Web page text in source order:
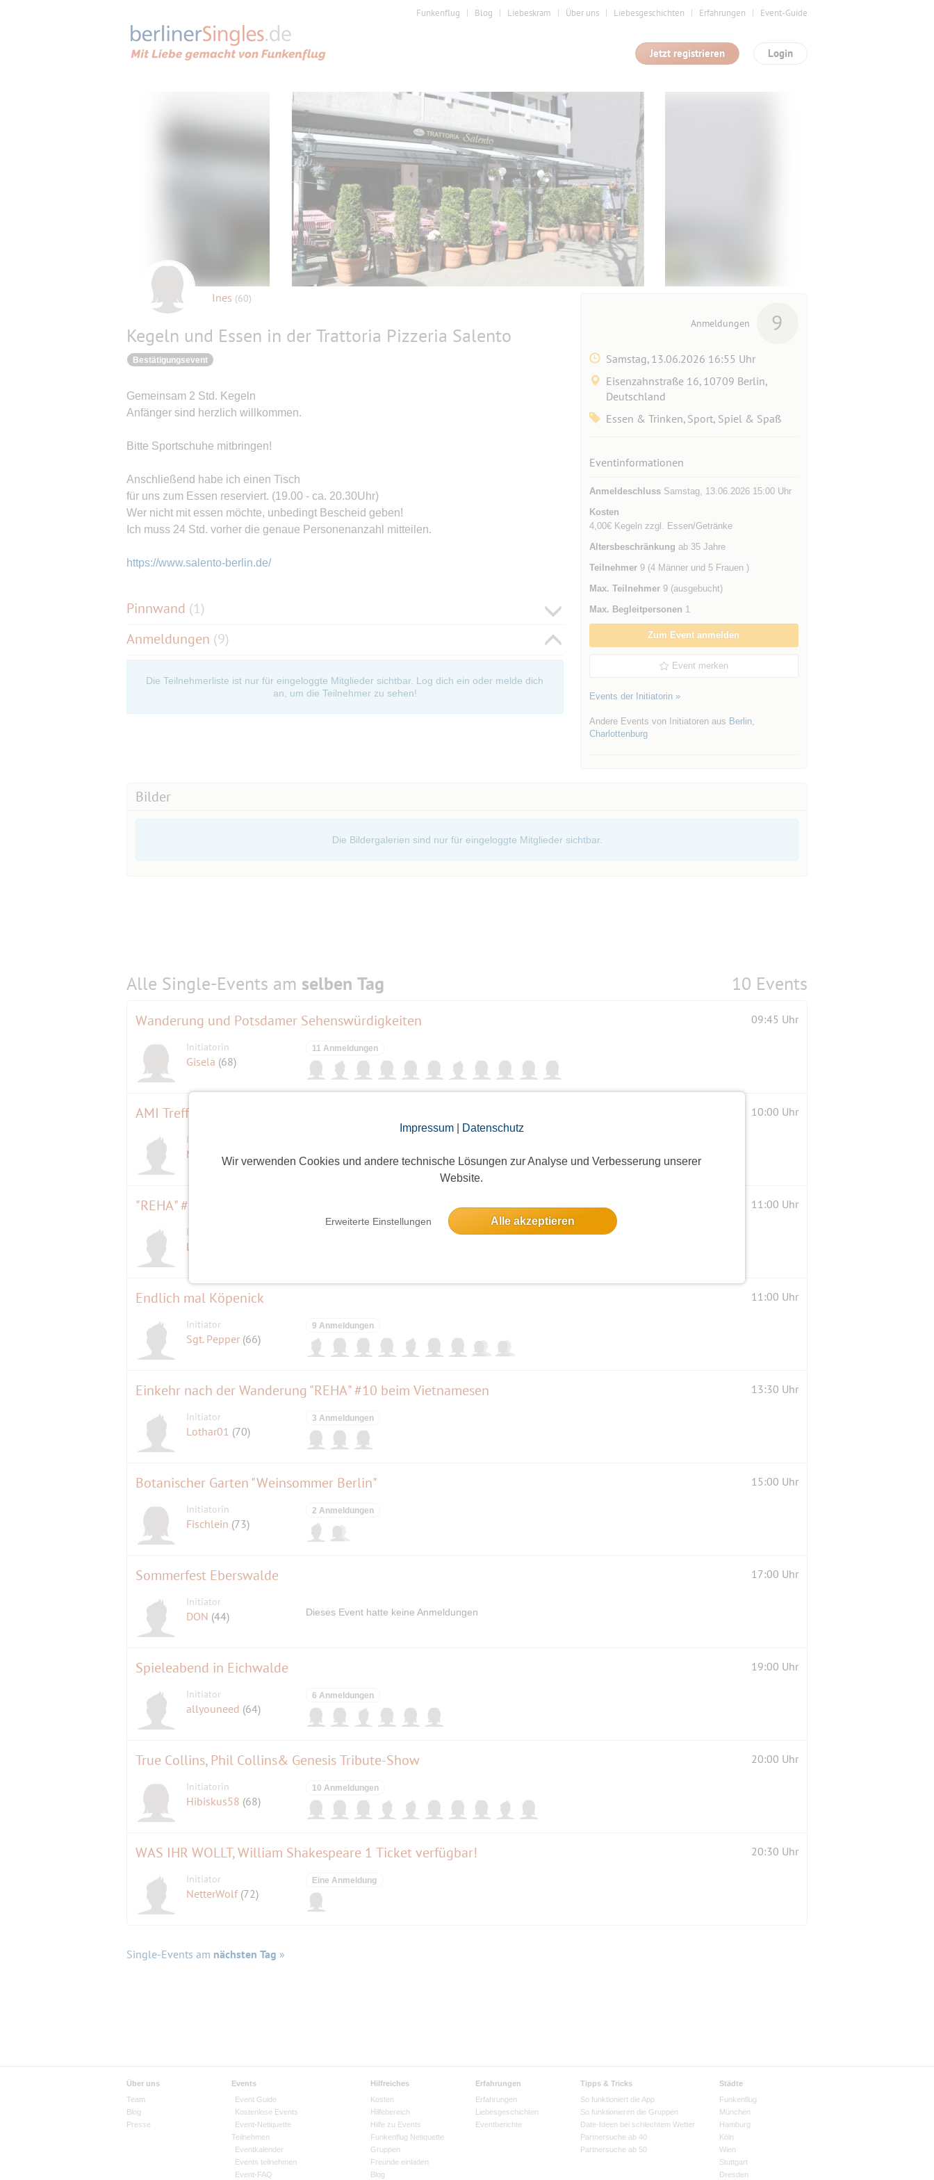
Impressum| Datenschutz
Wir verwenden Cookies und andere technische Lösungen zur Analyse und Verbesserung unserer
Website.
Erweiterte Einstellungen Alle akzeptieren
Funkenflug Blog Liebeskram Über uns Liebesgeschichten Erfahrungen Event-Guide
Login
Jetzt registrieren
Ines (60)
Kegeln und Essen in der Trattoria Pizzeria Salento
Bestätigungsevent
Gemeinsam 2 Std. Kegeln
Anfänger sind herzlich willkommen.
Bitte Sportschuhe mitbringen!
Anschließend habe ich einen Tisch
für uns zum Essen reserviert. (19.00 - ca. 20.30Uhr)
Wer nicht mit essen möchte, unbedingt Bescheid geben!
Ich muss 24 Std. vorher die genaue Personenanzahl mitteilen.
https://www.salento-berlin.de/
Pinnwand (1)
Anmeldungen (9)
Die Teilnehmerliste ist nur für eingeloggte Mitglieder sichtbar. Log dich ein oder melde dich
an, um die Teilnehmer zu sehen!
Anmeldungen 9
Samstag, 13.06.2026 16:55 Uhr
Eisenzahnstraße 16, 10709 Berlin,
Deutschland
Essen & Trinken, Sport, Spiel & Spaß
Eventinformationen
AnmeldeschlussSamstag, 13.06.2026 15:00 Uhr
Kosten
4,00€ Kegeln zzgl. Essen/Getränke
Altersbeschränkung ab 35 Jahre
Teilnehmer9 (4 Männer und 5 Frauen )
Max. Teilnehmer9 (ausgebucht)
Max. Begleitpersonen 1
Zum Event anmelden
Event merken
Events der Initiatorin »
Andere Events von Initiatoren aus Berlin,
Charlottenburg
Bilder
Die Bildergalerien sind nur für eingeloggte Mitglieder sichtbar.
Alle Single-Events am selben Tag 10 Events
Wanderung und Potsdamer Sehenswürdigkeiten 09:45 Uhr
Initiatorin
Gisela (68)
11 Anmeldungen
AMI Treffen 10:00 Uhr
Initiator
Mülli (60)
11:00 Uhr
Initiator
Lothar01
Endlich mal Köpenick 11:00 Uhr
Initiator
Sgt. Pepper (66)
9 Anmeldungen
Einkehr nach der Wanderung "REHA" #10 beim Vietnamesen 13:30 Uhr
Initiator
Lothar01 (70)
3 Anmeldungen
Botanischer Garten "Weinsommer Berlin" 15:00 Uhr
Initiatorin
Fischlein (73)
2 Anmeldungen
Sommerfest Eberswalde 17:00 Uhr
Initiator
DON (44) Dieses Event hatte keine Anmeldungen
Spieleabend in Eichwalde 19:00 Uhr
Initiator
allyouneed (64)
6 Anmeldungen
True Collins, Phil Collins& Genesis Tribute-Show 20:00 Uhr
Initiatorin
Hibiskus58 (68)
10 Anmeldungen
WAS IHR WOLLT, William Shakespeare 1 Ticket verfügbar! 20:30 Uhr
Initiator
NetterWolf (72)
Eine Anmeldung
Single-Events am nächsten Tag »
Über uns
Team
Blog
Presse
Events
Event Guide
Kostenlose Events
Event-Netiquette
Teilnehmen
Eventkalender
Events teilnehmen
Event-FAQ
Hilfreiches
Kosten
Hilfebereich
Hilfe zu Events
Funkenflug Netiquette
Gruppen
Freunde einladen
Blog
Erfahrungen
Erfahrungen
Liebesgeschichten
Eventberichte
Tipps & Tricks
So funktioniert die App
So funktionieren die Gruppen
Date-Ideen bei schlechtem Wetter
Partnersuche ab 40
Partnersuche ab 50
Städte
Funkenflug
München
Hamburg
Köln
Wien
Stuttgart
Dresden